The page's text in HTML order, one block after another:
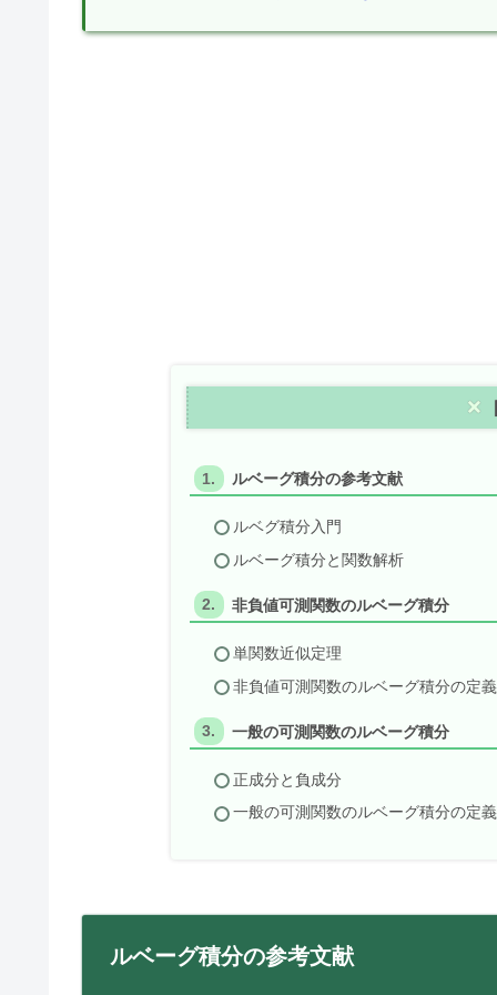
ルベーグ積分の参考文献
ルベグ積分入門
ルベーグ積分と関数解析
非負値可測関数のルベーグ積分
単関数近似定理
非負値可測関数のルベーグ積分の定義
一般の可測関数のルベーグ積分
正成分と負成分
一般の可測関数のルベーグ積分の定義
ルベーグ積分の参考文献